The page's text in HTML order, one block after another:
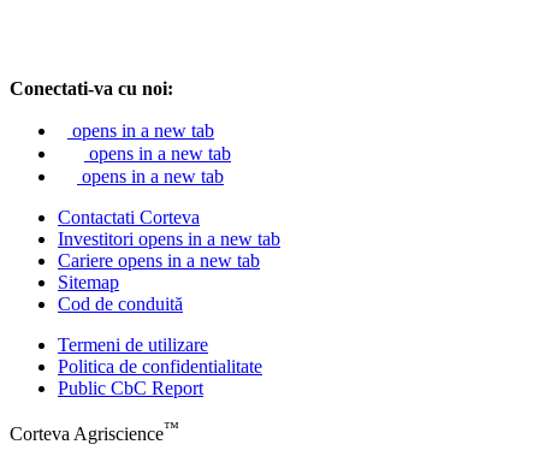
Conectati-va cu noi:
opens in a new tab
opens in a new tab
opens in a new tab
Contactati Corteva
Investitori opens in a new tab
Cariere opens in a new tab
Sitemap
Cod de conduită
Termeni de utilizare
Politica de confidentialitate
Public CbC Report
Corteva Agriscience™